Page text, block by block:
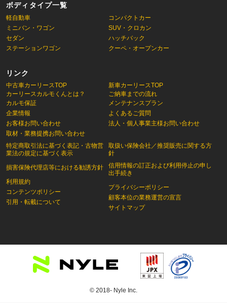
ボディタイプ一覧
軽自動車
コンパクトカー
ミニバン・ワゴン
SUV・クロカン
セダン
ハッチバック
ステーションワゴン
クーペ・オープンカー
リンク
中古車カーリースTOP
カーリースカルモくんとは？
新車カーリースTOP
ご納車までの流れ
カルモ保証
企業情報
お客様お問い合わせ
取材・業務提携お問い合わせ
特定商取引法に基づく表記・古物営
業法の規定に基づく表示
損害保険代理店等における勧誘方針
利用規約
コンテンツポリシー
引用・転載について
メンテナンスプラン
よくあるご質問
法人・個人事業主様お問い合わせ
取扱い保険会社／推奨販売に関する方
針
信用情報の訂正および利用停止の申し
出手続き
プライバシーポリシー
顧客本位の業務運営の宣言
サイトマップ
© 2018- Nyle Inc.